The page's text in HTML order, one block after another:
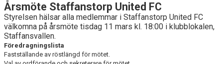
MEDLEMSAVGIFTER
DOKUMENT
KLÄDPROFIL
Årsmöte Staffanstorp United FC
Styrelsen hälsar alla medlemmar i Staffanstorp United FC
välkomna på årsmöte tisdag 11 mars kl. 18:00 i klubblokalen,
Staffansvallen.
Föredragningslista
Fastställande av röstlängd för mötet.